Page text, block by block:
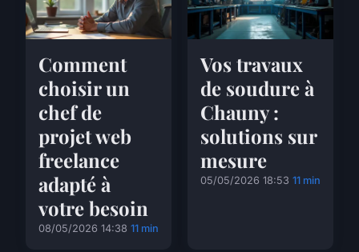
Comment
choisir un
chef de
projet web
freelance
adapté à
votre besoin
08/05/2026 14:38 11 min
Vos travaux
de soudure à
Chauny :
solutions sur
mesure
05/05/2026 18:53 11 min